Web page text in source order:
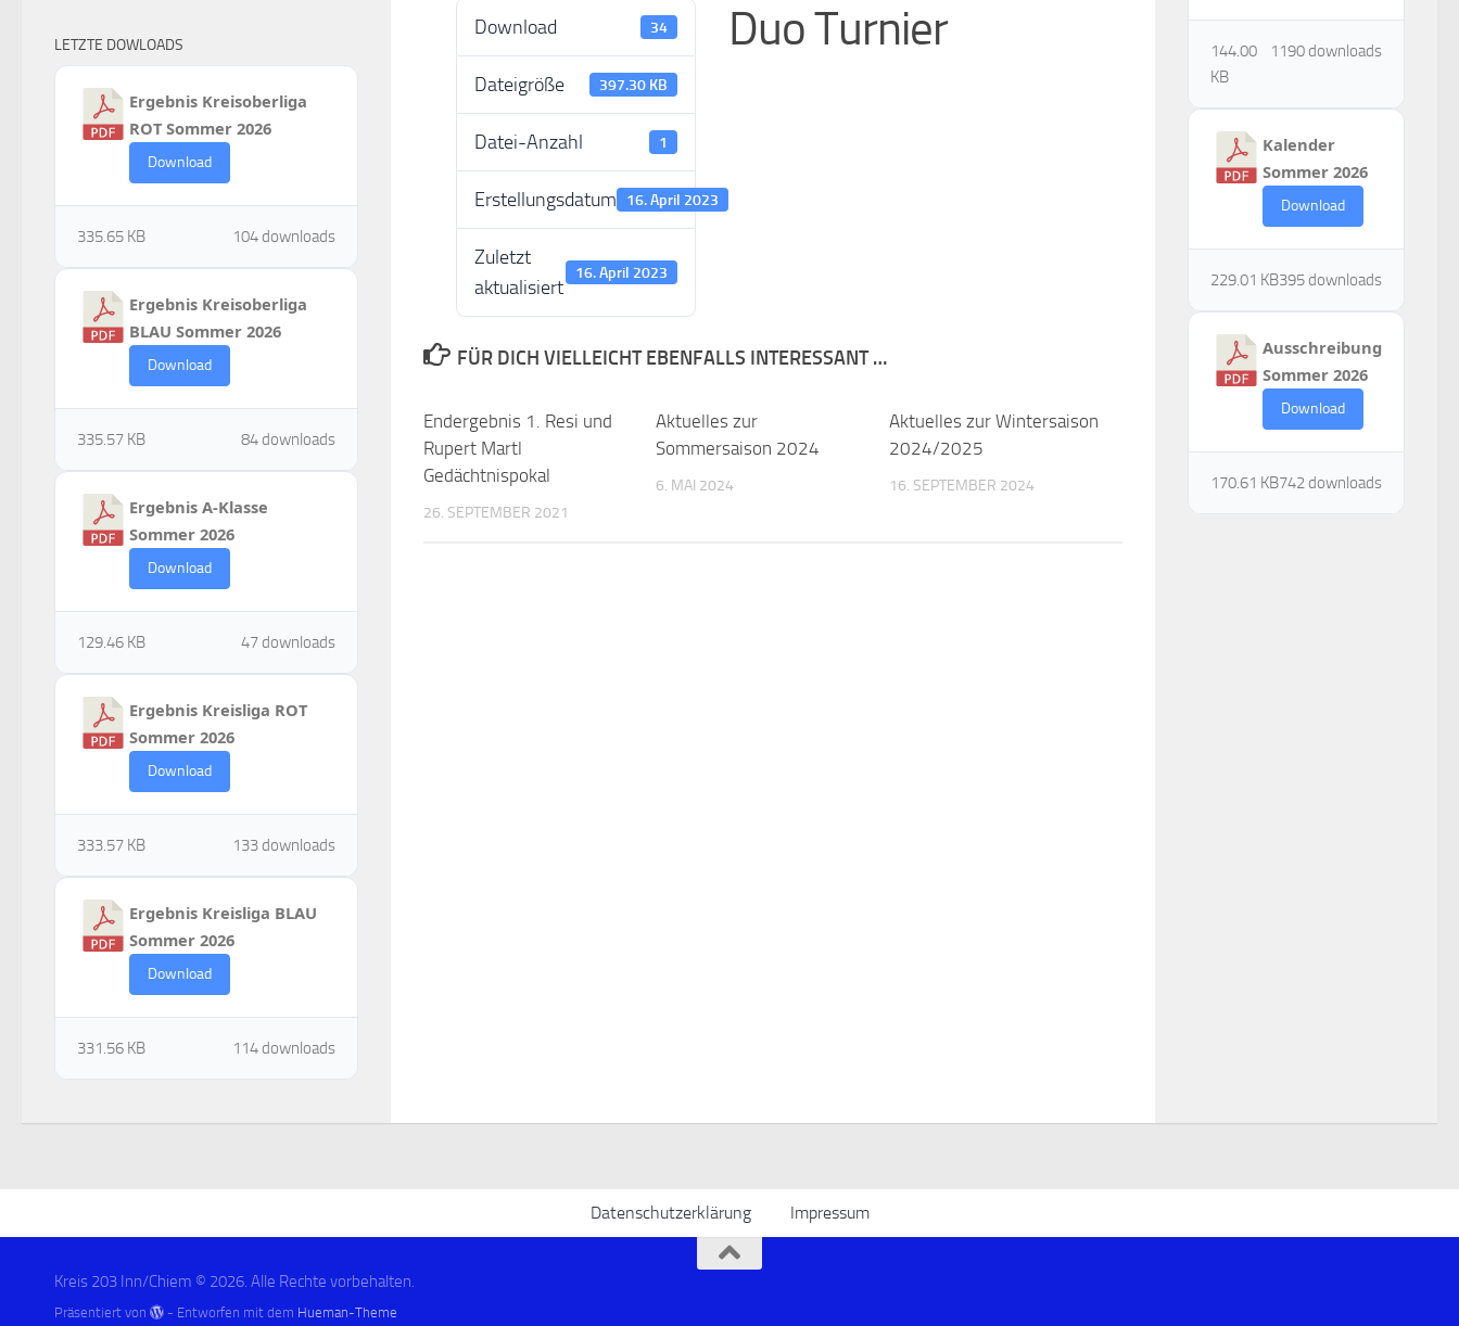
Download 34
Dateigröße 397.30 KB
Datei-Anzahl 1
Erstellungsdatum 16. April 2023
Zuletzt
aktualisiert
16. April 2023
Duo Turnier
FÜR DICH VIELLEICHT EBENFALLS INTERESSANT …
Endergebnis 1. Resi und
Rupert Martl
Gedächtnispokal
26. SEPTEMBER 2021
Aktuelles zur
Sommersaison 2024
6. MAI 2024
Aktuelles zur Wintersaison
2024/2025
16. SEPTEMBER 2024
LETZTE DOWLOADS
Ergebnis Kreisoberliga
ROT Sommer 2026
Download
104 downloads
335.65 KB
Ergebnis Kreisoberliga
BLAU Sommer 2026
Download
84 downloads
335.57 KB
Ergebnis A-Klasse
Sommer 2026
Download
47 downloads
129.46 KB
Ergebnis Kreisliga ROT
Sommer 2026
Download
133 downloads
333.57 KB
Ergebnis Kreisliga BLAU
Sommer 2026
Download
114 downloads
331.56 KB
1190 downloads
144.00
KB
Kalender
Sommer 2026
Download
395 downloads
229.01 KB
Ausschreibung
Sommer 2026
Download
742 downloads
170.61 KB
Datenschutzerklärung Impressum
Kreis 203 Inn/Chiem © 2026. Alle Rechte vorbehalten.
Präsentiert von - Entworfen mit dem Hueman-Theme